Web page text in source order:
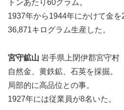
トンあたり60グラム。
1937年から1944年にかけて金
36,871キログラム生産した。
宮守鉱山 岩手県上閉伊郡宮守村
自然金、黄鉄鉱、石英を採掘。
局部的に高品位との事。
1927年には従業員が8名いた。